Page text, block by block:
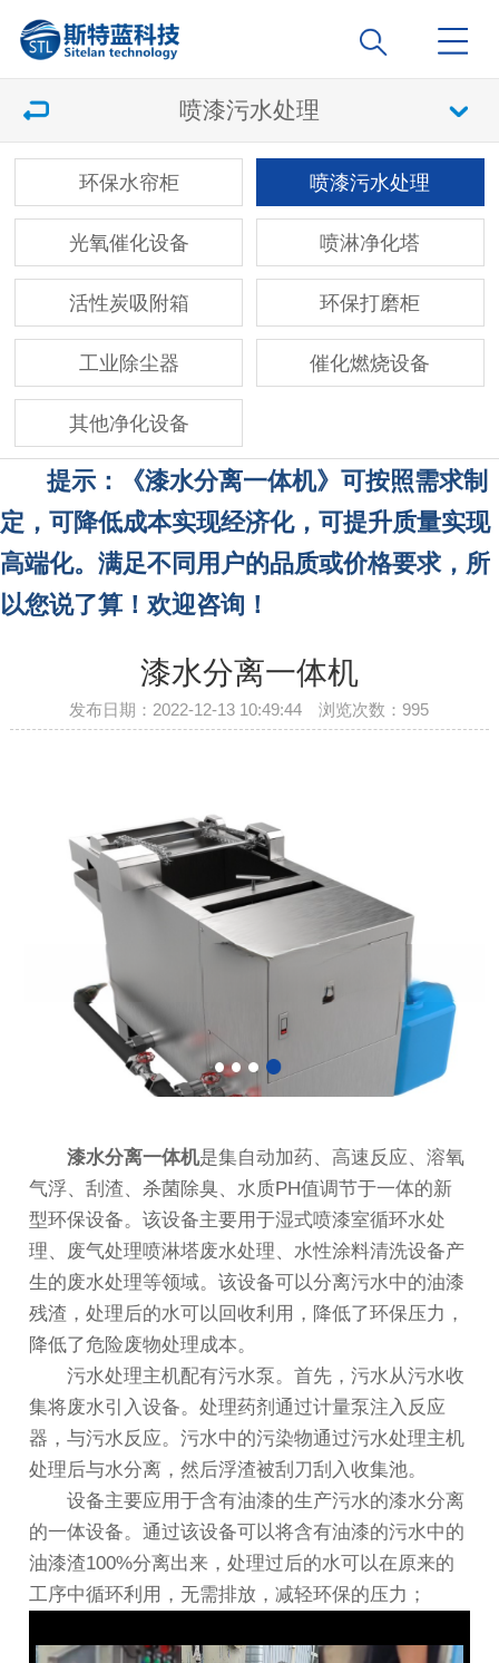
喷漆污水处理
环保水帘柜 喷漆污水处理
光氧催化设备 喷淋净化塔
活性炭吸附箱 环保打磨柜
工业除尘器 催化燃烧设备
其他净化设备
提示：《漆水分离一体机》可按照需求制
定，可降低成本实现经济化，可提升质量实现
高端化。 满足不同用户的品质或价格要求，所
以您说了算！欢迎咨询！
漆水分离一体机
发布日期：2022-12-13 10:49:44 浏览次数： 995
漆水分离一体机是集自动加药、高速反应、溶氧
气浮、刮渣、杀菌除臭、水质PH值调节于一体的新
型环保设备。该设备主要用于湿式喷漆室循环水处
理、废气处理喷淋塔废水处理、水性涂料清洗设备产
生的废水处理等领域。该设备可以分离污水中的油漆
残渣，处理后的水可以回收利用，降低了环保压力，
降低了危险废物处理成本。
污水处理主机配有污水泵。首先，污水从污水收
集将废水引入设备。处理药剂通过计量泵注入反应
器，与污水反应。污水中的污染物通过污水处理主机
处理后与水分离，然后浮渣被刮刀刮入收集池。
设备主要应用于含有油漆的生产污水的漆水分离
的一体设备。通过该设备可以将含有油漆的污水中的
油漆渣100%分离出来，处理过后的水可以在原来的
工序中循环利用，无需排放，减轻环保的压力；